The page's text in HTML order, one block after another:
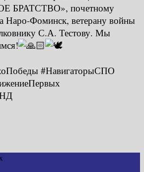
БРАТСТВО», почетному
Наро-Фоминск, ветерану войны
С.А. Тестову. Мы
#НавигаторыСПО